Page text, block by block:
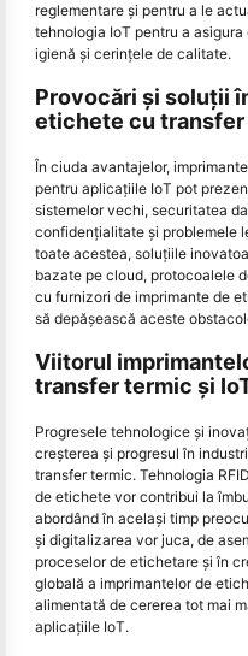
reglementare și pentru a le
tehnologia IoT pentru a
igienă și cerințele de calitate.
Provocări și soluții
etichete cu transfer
În ciuda avantajelor,
pentru aplicațiile IoT pot
sistemelor vechi, securitatea
confidențialitate și problemele
toate acestea, soluțiile
bazate pe cloud, protocoalele
cu furnizori de imprimante de
să depășească aceste
Viitorul
transfer termic și
Progresele tehnologice și
creșterea și progresul în
transfer termic. Tehnologia
de etichete vor contribui la
abordând în același timp
și digitalizarea vor juca, de
proceselor de etichetare și în
globală a imprimantelor de
alimentată de cererea tot mai
aplicațiile IoT.